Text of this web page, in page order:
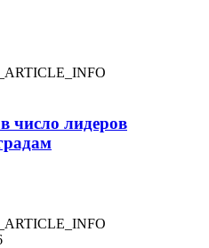
число лидеров